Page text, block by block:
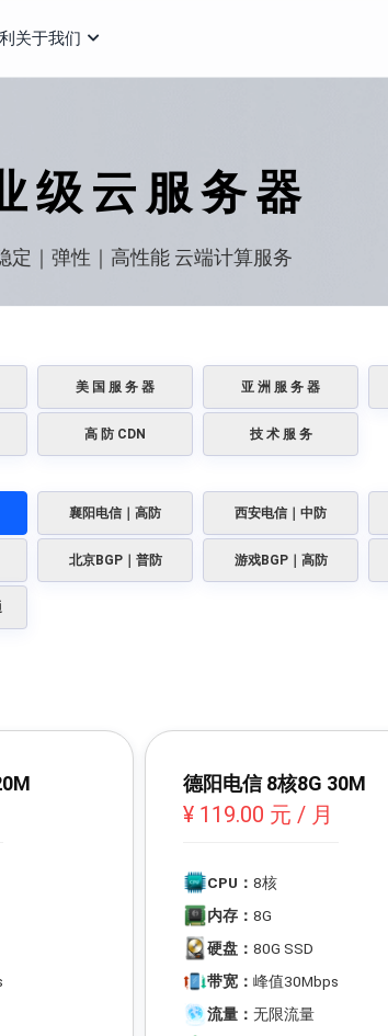
关于我们
级 云 服 务 器
定｜弹性｜高性能 云端计算服务
美 国 服 务 器 亚 洲 服 务 器
高 防 CDN 技 术 服 务
襄阳电信｜高防 西安电信｜中防
北京BGP｜普防 游戏BGP｜高防
德阳电信 8核8G 30M
¥ 119.00 元 / 月
CPU：8核
内存：8G
硬盘：80G SSD
带宽：峰值30Mbps
流量：无限流量